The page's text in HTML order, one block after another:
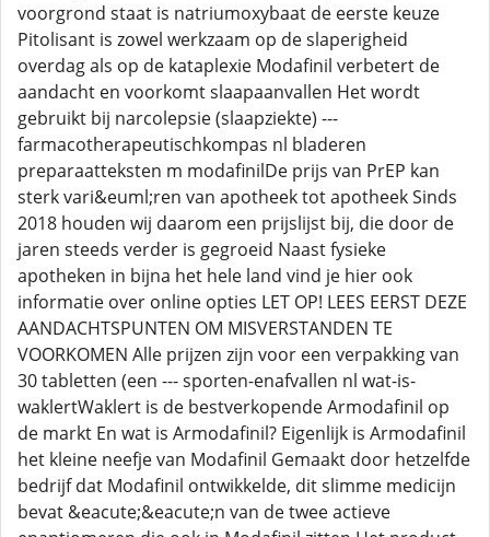
voorgrond staat is natriumoxybaat de eerste keuze
Pitolisant is zowel werkzaam op de slaperigheid
overdag als op de kataplexie Modafinil verbetert de
aandacht en voorkomt slaapaanvallen Het wordt
gebruikt bij narcolepsie (slaapziekte) ---
farmacotherapeutischkompas nl bladeren
preparaatteksten m modafinilDe prijs van PrEP kan
sterk vari&euml;ren van apotheek tot apotheek Sinds
2018 houden wij daarom een prijslijst bij, die door de
jaren steeds verder is gegroeid Naast fysieke
apotheken in bijna het hele land vind je hier ook
informatie over online opties LET OP! LEES EERST DEZE
AANDACHTSPUNTEN OM MISVERSTANDEN TE
VOORKOMEN Alle prijzen zijn voor een verpakking van
30 tabletten (een --- sporten-enafvallen nl wat-is-
waklertWaklert is de bestverkopende Armodafinil op
de markt En wat is Armodafinil? Eigenlijk is Armodafinil
het kleine neefje van Modafinil Gemaakt door hetzelfde
bedrijf dat Modafinil ontwikkelde, dit slimme medicijn
bevat &eacute;&eacute;n van de twee actieve